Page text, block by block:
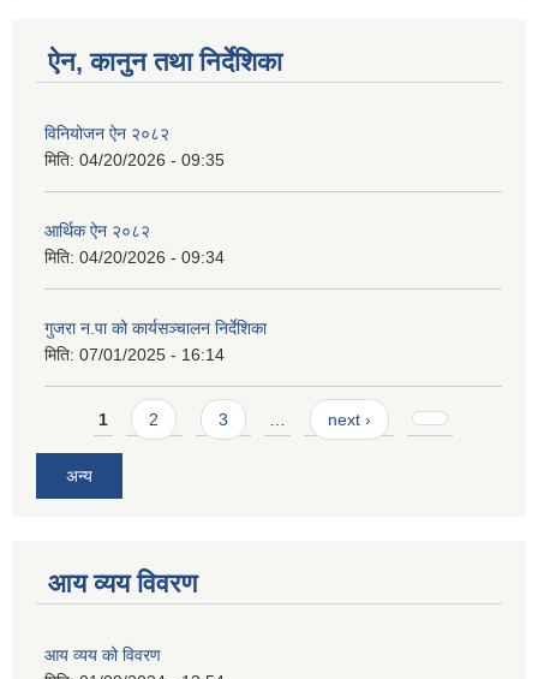
ऐन, कानुन तथा निर्देशिका
विनियोजन ऐन २०८२
मिति: 04/20/2026 - 09:35
आर्थिक ऐन २०८२
मिति: 04/20/2026 - 09:34
गुजरा न.पा को कार्यसञ्चालन निर्देशिका
मिति: 07/01/2025 - 16:14
Pages
1 2 3 … next ›
अन्य
आय व्यय विवरण
आय व्यय को विवरण